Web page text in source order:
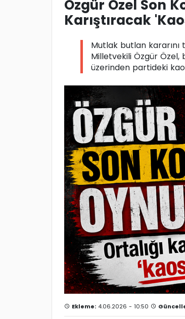
Özgür Özel Son
Karıştıracak
Mutlak butlan
Milletvekili Özgür Özel,
üzerinden partideki
Ekleme: 4.06.2026 - 10:50